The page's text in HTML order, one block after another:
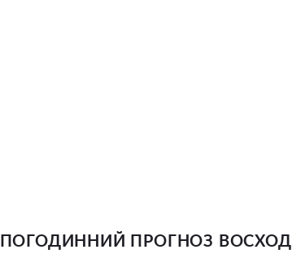
ПОГОДИННИЙ ПРОГНОЗ ВОСХОД